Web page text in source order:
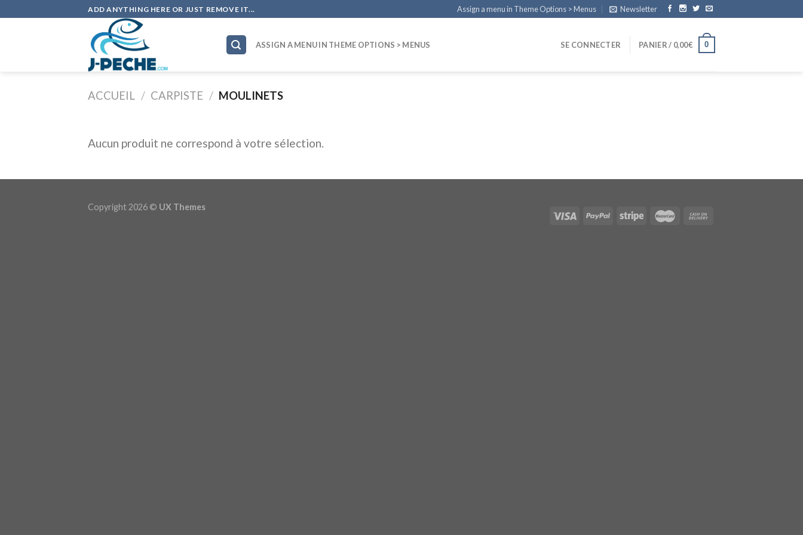
to
ADD ANYTHING HERE OR JUST REMOVE IT... Assign a menu in Theme Options > Menus Newsletter
ASSIGN A MENU IN THEME OPTIONS > MENUS SE CONNECTER PANIER / 0,00€ 0
ACCUEIL / CARPISTE / MOULINETS
Aucun produit ne correspond à votre sélection.
Copyright 2026 © UX Themes